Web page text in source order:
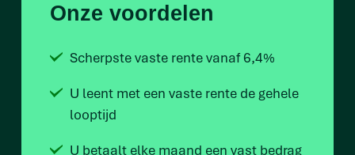
Onze voordelen
Scherpste vaste rente vanaf 6,4%
U leent met een vaste rente de gehele
looptijd
U betaalt elke maand een vast bedrag